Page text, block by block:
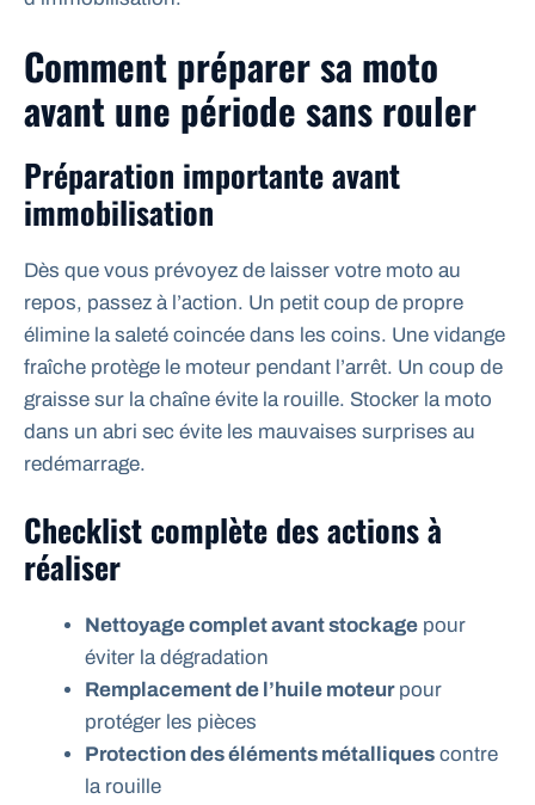
Comment préparer sa moto
avant une période sans rouler
Préparation importante avant
immobilisation
Dès que vous prévoyez de laisser votre moto au
repos, passez à l’action. Un petit coup de propre
élimine la saleté coincée dans les coins. Une vidange
fraîche protège le moteur pendant l’arrêt. Un coup de
graisse sur la chaîne évite la rouille. Stocker la moto
dans un abri sec évite les mauvaises surprises au
redémarrage.
Checklist complète des actions à
réaliser
Nettoyage complet avant stockage pour
éviter la dégradation
Remplacement de l’huile moteurpour
protéger les pièces
Protection des éléments métalliques contre
la rouille